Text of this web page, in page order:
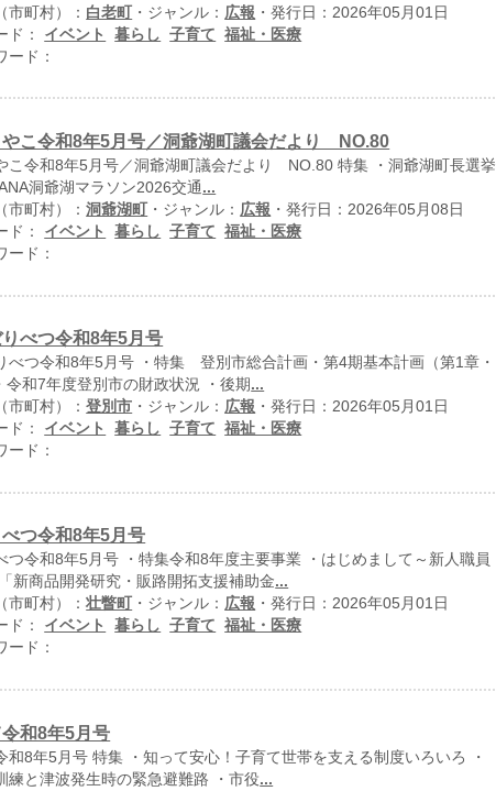
市町村）： 白老町・ジャンル： 広報 ・発行日：2026年05月01日
ド： イベント 暮らし 子育て
福祉・医療
ード：
やこ令和8年5月号／洞爺湖町議会だより NO.80
こ令和8年5月号／洞爺湖町議会だより NO.80 特集 ・洞爺湖町長選挙
洞爺湖マラソン2026交通 ...
市町村）：洞爺湖町 ・ジャンル： 広報 ・発行日：2026年05月08日
ド： イベント 暮らし 子育て
福祉・医療
ード：
べつ令和8年5月号
べつ令和8年5月号 ・特集 登別市総合計画・第4期基本計画（第1章・
令和7年度登別市の財政状況 ・後期 ...
市町村）：登別市 ・ジャンル： 広報 ・発行日：2026年05月01日
ド： イベント 暮らし 子育て
福祉・医療
ード：
つ令和8年5月号
つ令和8年5月号 ・特集令和8年度主要事業 ・はじめまして～新人職員
新商品開発研究・販路開拓支援補助金...
市町村）：壮瞥町 ・ジャンル： 広報 ・発行日：2026年05月01日
ド： イベント 暮らし 子育て
福祉・医療
ード：
和8年5月号
和8年5月号 特集 ・知って安心！子育て世帯を支える制度いろいろ ・
練と津波発生時の緊急避難路 ・市役...